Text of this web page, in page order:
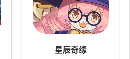
星辰奇缘